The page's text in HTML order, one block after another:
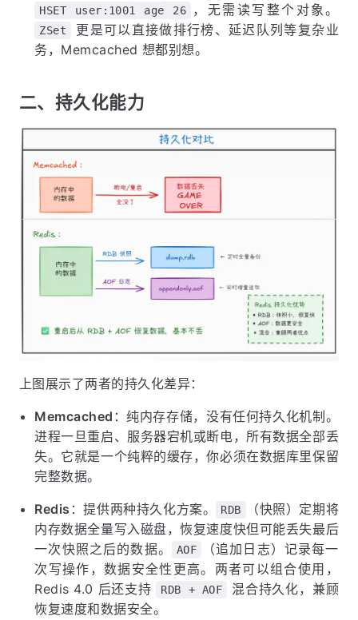
HSET user:1001 age 26 ，无需读写整个对象。
ZSet
更是可以直接做排行榜、延迟队列等复杂业
务，Memcached 想都别想。
二、持久化能力
上图展示了两者的持久化差异：
Memcached ：纯内存存储，没有任何持久化机制。
进程一旦重启、服务器宕机或断电，所有数据全部丢
失。它就是一个纯粹的缓存，你必须在数据库里保留
完整数据。
Redis ：提供两种持久化方案。 RDB
（快照）定期将
内存数据全量写入磁盘，恢复速度快但可能丢失最后
一次快照之后的数据。
AOF
（追加日志）记录每一
次写操作，数据安全性更高。两者可以组合使用，
Redis 4.0 后还支持
RDB + AOF
混合持久化，兼顾
恢复速度和数据安全。